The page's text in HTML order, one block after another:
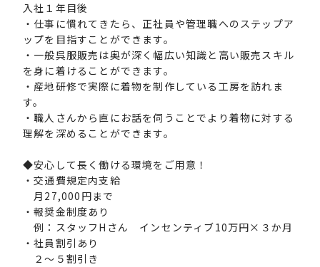
入社１年目後
・仕事に慣れてきたら、正社員や管理職へのステップア
ップを目指すことができます。
・一般呉服販売は奥が深く幅広い知識と高い販売スキル
を身に着けることができます。
・産地研修で実際に着物を制作している工房を訪れま
す。
・職人さんから直にお話を伺うことでより着物に対する
理解を深めることができます。
◆安心して長く働ける環境をご用意！
・交通費規定内支給
月27,000円まで
・報奨金制度あり
例：スタッフHさん インセンティブ10万円×３か月
・社員割引あり
２～５割引き